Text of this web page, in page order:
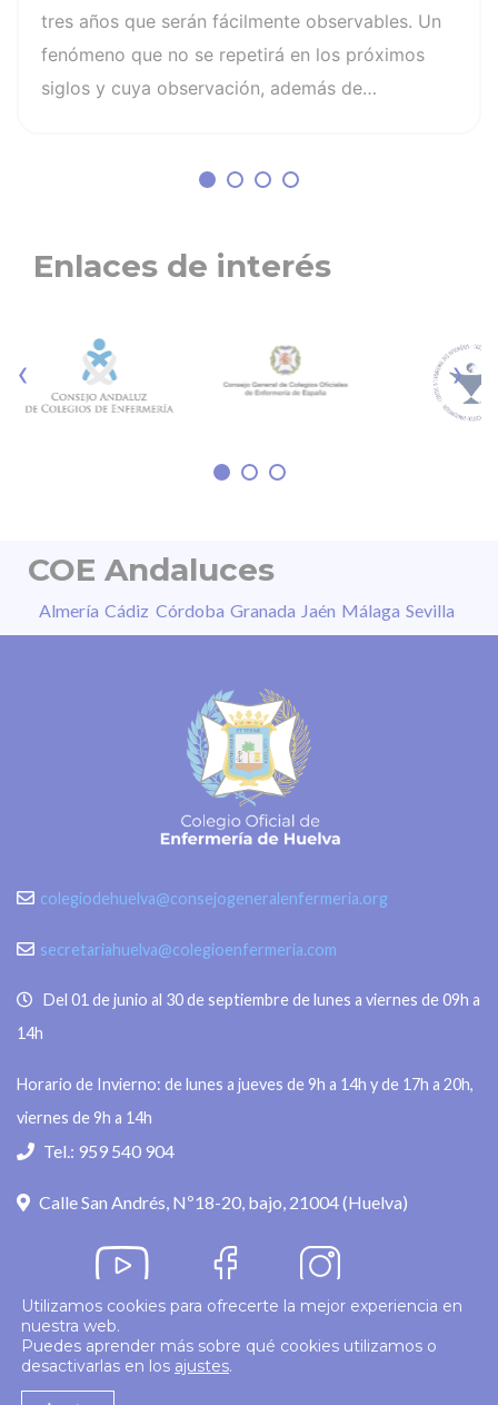
tres años que serán fácilmente observables. Un
fenómeno que no se repetirá en los próximos
siglos y cuya observación, además de
insuperable y una lesión irreversible. El mayor
retinopatía solar, una quemadura fotoquímica
fotoquímica de la retina, la pérdida parcial o
irreversible de la visión, distorsión de las
Enlaces de interés
‹ ›
COE Andaluces
Almería Cádiz Córdoba Granada Jaén Málaga Sevilla
colegiodehuelva@consejogeneralenfermeria.org
secretariahuelva@colegioenfermeria.com
Del 01 de junio al 30 de septiembre de lunes a viernes de 09h a
14h
Horario de Invierno: de lunes a jueves de 9h a 14h y de 17h a 20h,
viernes de 9h a 14h
Tel.: 959 540 904
Calle San Andrés, Nº18-20, bajo, 21004 (Huelva)
© 2026 Colegio Enfermería Huelva
Utilizamos cookies para ofrecerte la mejor experiencia en
nuestra web.
Puedes aprender más sobre qué cookies utilizamos o
desactivarlas en los ajustes.